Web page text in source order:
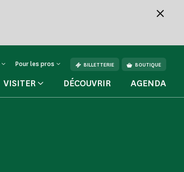
Pour les pros BILLETTERIE BOUTIQUE
VISITER DÉCOUVRIR AGENDA